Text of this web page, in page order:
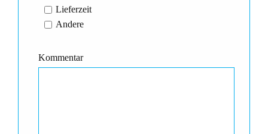
Lieferzeit
Andere
Kommentar